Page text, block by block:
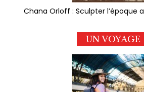
Chana Orloff : Sculpter l’époque
UN VOYAGE